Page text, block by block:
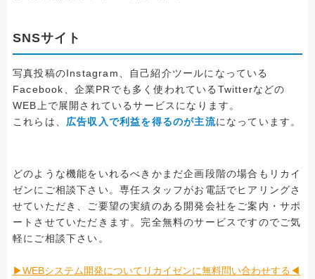
SNSサイト
写真投稿のInstagram、自己紹介ツールになっている
Facebook、企業PRでも多く使われているTwitterなどの
WEB上で展開されているサービスになります。
これらは、 広告収入で利益を得るのが主流になっています。
どのような機能をいれるべきかまだ企画段階の場合もリカイ
ゼンにご相談下さい。専任スタッフがお電話でヒアリングさ
せていただき、ご要望の実績のある開発会社をご案内・サポ
ートさせていただきます。完全無料のサービスですのでご気
軽にご相談下さい。
▶︎WEBシステム開発についてリカイゼンに無料問い合わせする◀︎